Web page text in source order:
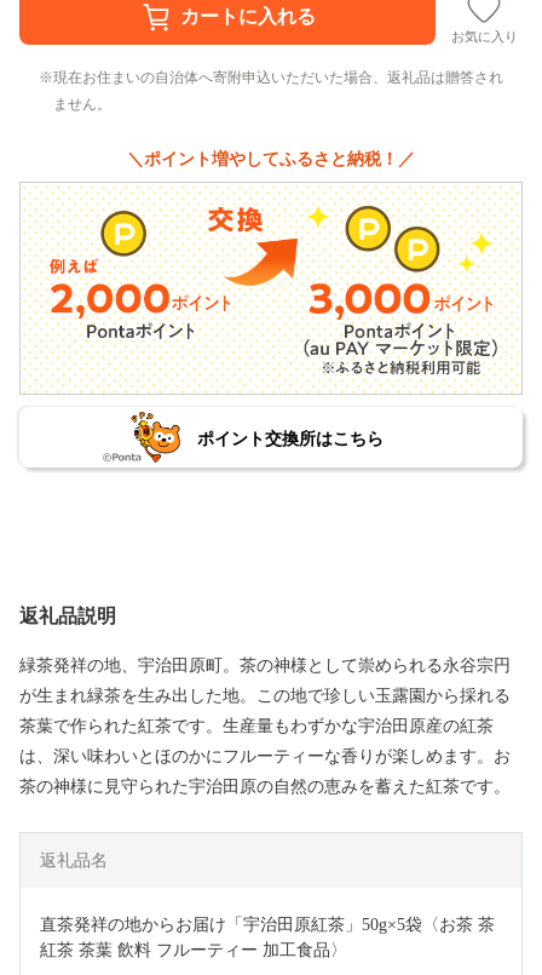
お気に入り
現在お住まいの自治体へ寄附申込いただいた場合、返礼品は贈答され
ません。
＼ポイント増やしてふるさと納税！／
ポイント交換所はこちら
返礼品説明
緑茶発祥の地、宇治田原町。茶の神様として崇められる永谷宗円
が生まれ緑茶を生み出した地。この地で珍しい玉露園から採れる
茶葉で作られた紅茶です。生産量もわずかな宇治田原産の紅茶
は、深い味わいとほのかにフルーティーな香りが楽しめます。お
茶の神様に見守られた宇治田原の自然の恵みを蓄えた紅茶です。
返礼品名
直茶発祥の地からお届け「宇治田原紅茶」50g×5袋〈お茶 茶
紅茶 茶葉 飲料 フルーティー 加工食品〉